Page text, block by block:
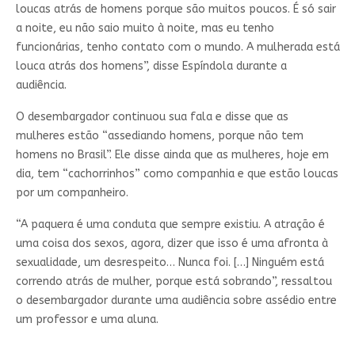
loucas atrás de homens porque são muitos poucos. É só sair
a noite, eu não saio muito à noite, mas eu tenho
funcionárias, tenho contato com o mundo. A mulherada está
louca atrás dos homens”, disse Espíndola durante a
audiência.
O desembargador continuou sua fala e disse que as
mulheres estão “assediando homens, porque não tem
homens no Brasil”. Ele disse ainda que as mulheres, hoje em
dia, tem “cachorrinhos” como companhia e que estão loucas
por um companheiro.
“A paquera é uma conduta que sempre existiu. A atração é
uma coisa dos sexos, agora, dizer que isso é uma afronta à
sexualidade, um desrespeito… Nunca foi. […] Ninguém está
correndo atrás de mulher, porque está sobrando”, ressaltou
o desembargador durante uma audiência sobre assédio entre
um professor e uma aluna.